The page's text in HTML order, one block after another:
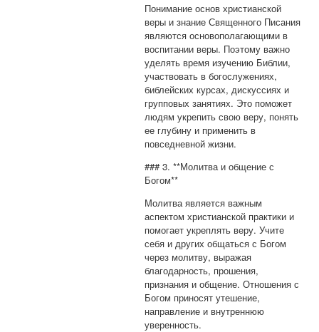
Понимание основ христианской
веры и знание Священного Писания
являются основополагающими в
воспитании веры. Поэтому важно
уделять время изучению Библии,
участвовать в богослужениях,
библейских курсах, дискуссиях и
групповых занятиях. Это поможет
людям укрепить свою веру, понять
ее глубину и применить в
повседневной жизни.
### 3. **Молитва и общение с
Богом**
Молитва является важным
аспектом христианской практики и
помогает укреплять веру. Учите
себя и других общаться с Богом
через молитву, выражая
благодарность, прошения,
признания и общение. Отношения с
Богом приносят утешение,
направление и внутреннюю
уверенность.